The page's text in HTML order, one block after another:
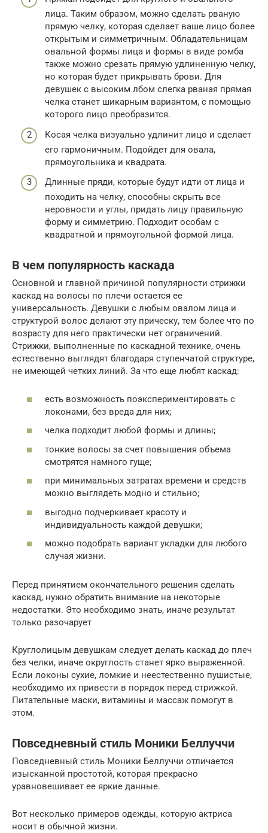
лица. Таким образом, можно сделать рваную
прямую челку, которая сделает ваше лицо более
открытым и симметричным. Обладательницам
овальной формы лица и формы в виде ромба
также можно срезать прямую удлиненную челку,
но которая будет прикрывать брови. Для
девушек с высоким лбом слегка рваная прямая
челка станет шикарным вариантом, с помощью
которого лицо преобразится.
Косая челка визуально удлинит лицо и сделает
его гармоничным. Подойдет для овала,
прямоугольника и квадрата.
Длинные пряди, которые будут идти от лица и
походить на челку, способны скрыть все
неровности и углы, придать лицу правильную
форму и симметрию. Подходит особам с
квадратной и прямоугольной формой лица.
В чем популярность каскада
Основной и главной причиной популярности стрижки
каскад на волосы по плечи остается ее
универсальность. Девушки с любым овалом лица и
структурой волос делают эту прическу, тем более что по
возрасту для него практически нет ограничений.
Стрижки, выполненные по каскадной технике, очень
естественно выглядят благодаря ступенчатой структуре,
не имеющей четких линий. За что еще любят каскад:
есть возможность поэкспериментировать с
локонами, без вреда для них;
челка подходит любой формы и длины;
тонкие волосы за счет повышения объема
смотрятся намного гуще;
при минимальных затратах времени и средств
можно выглядеть модно и стильно;
выгодно подчеркивает красоту и
индивидуальность каждой девушки;
можно подобрать вариант укладки для любого
случая жизни.
Перед принятием окончательного решения сделать
каскад, нужно обратить внимание на некоторые
недостатки. Это необходимо знать, иначе результат
только разочарует
Круглолицым девушкам следует делать каскад до плеч
без челки, иначе округлость станет ярко выраженной.
Если локоны сухие, ломкие и неестественно пушистые,
необходимо их привести в порядок перед стрижкой.
Питательные маски, витамины и массаж помогут в
этом.
Повседневный стиль Моники Беллуччи
Повседневный стиль Моники Беллуччи отличается
изысканной простотой, которая прекрасно
уравновешивает ее яркие данные.
Вот несколько примеров одежды, которую актриса
носит в обычной жизни.